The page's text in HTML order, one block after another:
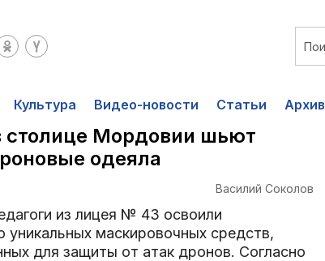
Культура Видео-новости Статьи Архив
столице Мордовии шьют
одеяла
Василий Соколов
из лицея № 43 освоили
уникальных маскировочных средств,
для защиты от атак дронов. Согласно